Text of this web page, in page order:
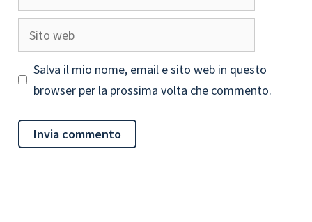
Sito
web
Salva il mio nome, email e sito web in questo
browser per la prossima volta che commento.